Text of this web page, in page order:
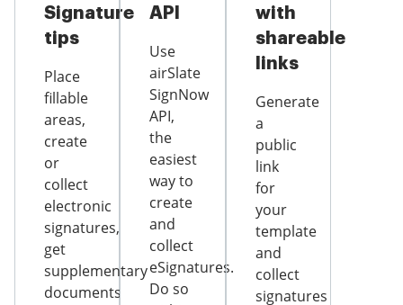
Signature
tips
Place
fillable
areas,
create
or
collect
electronic
signatures,
get
supplementary
documents
API
Use
airSlate
SignNow
API,
the
easiest
way to
create
and
collect
eSignatures.
Do so
with
shareable
links
Generate
a
public
link
for
your
template
and
collect
signatures